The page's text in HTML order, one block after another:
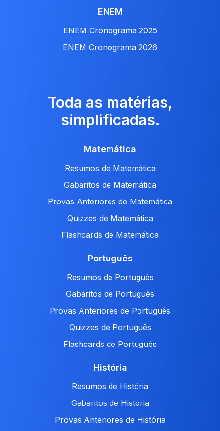
ENEM
ENEM Cronograma 2025
ENEM Cronograma 2026
Toda as matérias,
simplificadas.
Matemática
Resumos de Matemática
Gabaritos de Matemática
Provas Anteriores de Matemática
Quizzes de Matemática
Flashcards de Matemática
Português
Resumos de Português
Gabaritos de Português
Provas Anteriores de Português
Quizzes de Português
Flashcards de Português
História
Resumos de História
Gabaritos de História
Provas Anteriores de História